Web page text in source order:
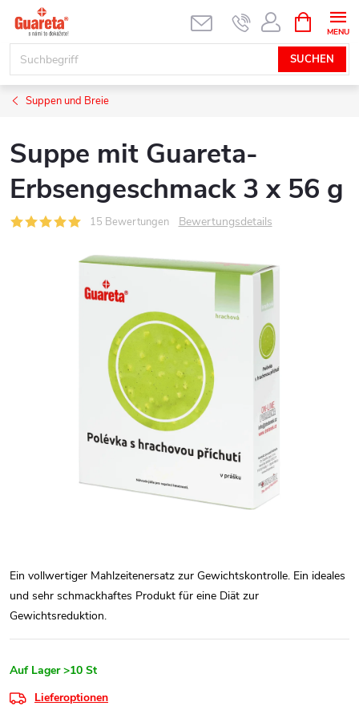
Inhalt
springen
SUCHEN
Suppen und Breie
Suppe mit Guareta-
Erbsengeschmack 3 x 56 g
15 Bewertungen Bewertungsdetails
Ein vollwertiger Mahlzeitenersatz zur Gewichtskontrolle. Ein ideales
und sehr schmackhaftes Produkt für eine Diät zur
Gewichtsreduktion.
Auf Lager >10 St
Lieferoptionen